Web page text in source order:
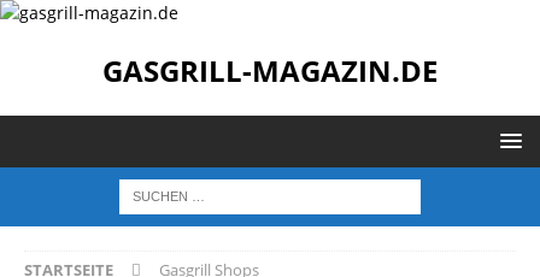
GASGRILL-MAGAZIN.DE
STARTSEITE Gasgrill Shops